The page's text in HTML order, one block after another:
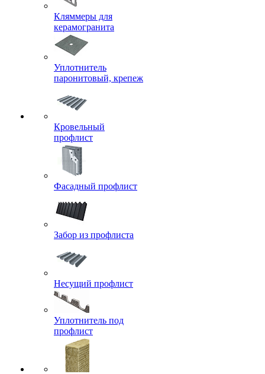
Кляммеры для
керамогранита
Уплотнитель
паронитовый, крепеж
Кровельный
профлист
Фасадный профлист
Забор из профлиста
Несущий профлист
Уплотнитель под
профлист